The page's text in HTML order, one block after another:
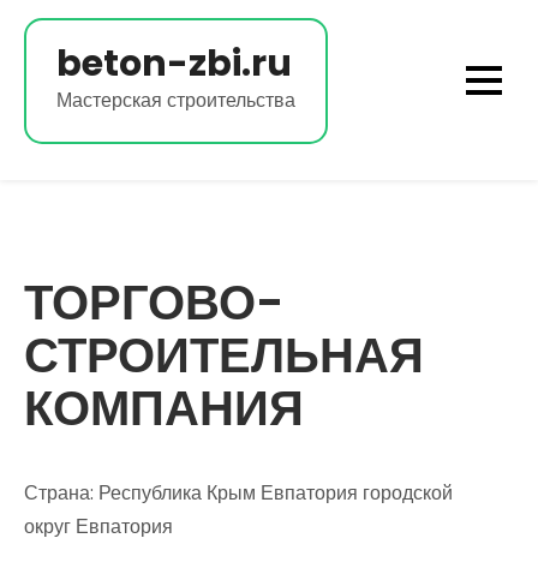
Перейти
содержимомуbeton-zbi.ru
Мастерская строительства
ТОРГОВО-
СТРОИТЕЛЬНАЯ
КОМПАНИЯ
Страна: Республика Крым Евпатория городской
округ Евпатория